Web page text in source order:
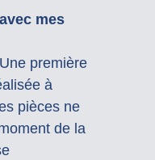
mes
première
à
pièces ne
de la